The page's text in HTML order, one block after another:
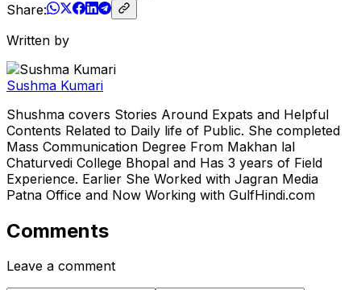
Share:
Written by
Sushma Kumari
Shushma covers Stories Around Expats and Helpful
Contents Related to Daily life of Public. She completed
Mass Communication Degree From Makhan lal
Chaturvedi College Bhopal and Has 3 years of Field
Experience. Earlier She Worked with Jagran Media
Patna Office and Now Working with GulfHindi.com
Comments
Leave a comment